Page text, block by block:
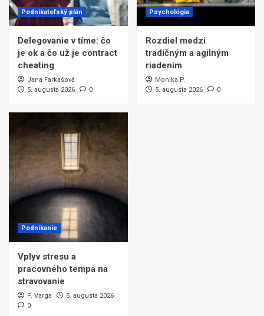
Podnikateľský plán
Delegovanie v tíme: čo
je ok a čo už je contract
cheating
Jana Farkašová
5. augusta 2026
0
Psychológia
Rozdiel medzi
tradičným a agilným
riadením
Monika P.
5. augusta 2026
0
Podnikanie
Vplyv stresu a
pracovného tempa na
stravovanie
P. Varga
5. augusta 2026
0